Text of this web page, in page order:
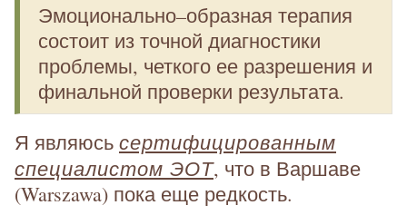
Эмоционально–образная терапия
состоит из точной диагностики
проблемы, четкого ее разрешения и
финальной проверки результата.
Я являюсь сертифицированным
специалистом ЭОТ, что в Варшаве
(Warszawa) пока еще редкость.